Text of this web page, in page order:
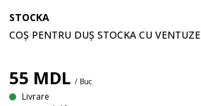
STOCKA
COȘ PENTRU DUȘ STOCKA CU VENTUZE
55 MDL / Buc
Livrare